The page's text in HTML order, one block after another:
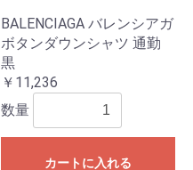
BALENCIAGA バレンシアガ
ボタンダウンシャツ 通勤
黒
￥11,236
数量
カートに入れる